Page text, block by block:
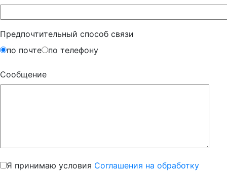
Предпочтительный способ связи
по почте
по телефону
Сообщение
Я принимаю условия Соглашения на обработку